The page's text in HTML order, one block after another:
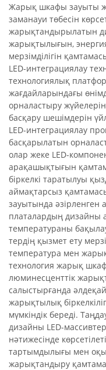
Жарық шкафы зауыты
заманауи төбесін
жарықтандырылатын
жарықтылығын,
мерзімділігін
LED-интеграциялау
технологиялық
жағдайларындағы
орналастыру
басқару шешімдерін
LED-интеграциялау
басқарылатын
олар жеке LED-
арақашықтығын
біркелкі таратылуы
аймақтарсыз
зауытында әзірленген
платалардың дизайны
температураны
тердің қызмет ету
температура мен
технология жарық
люминесценттік
салыстырғанда
жарықтылық
мүмкіндік береді.
дизайны LED-
нәтижесінде
тартымдылығы мен
жарықтандыру